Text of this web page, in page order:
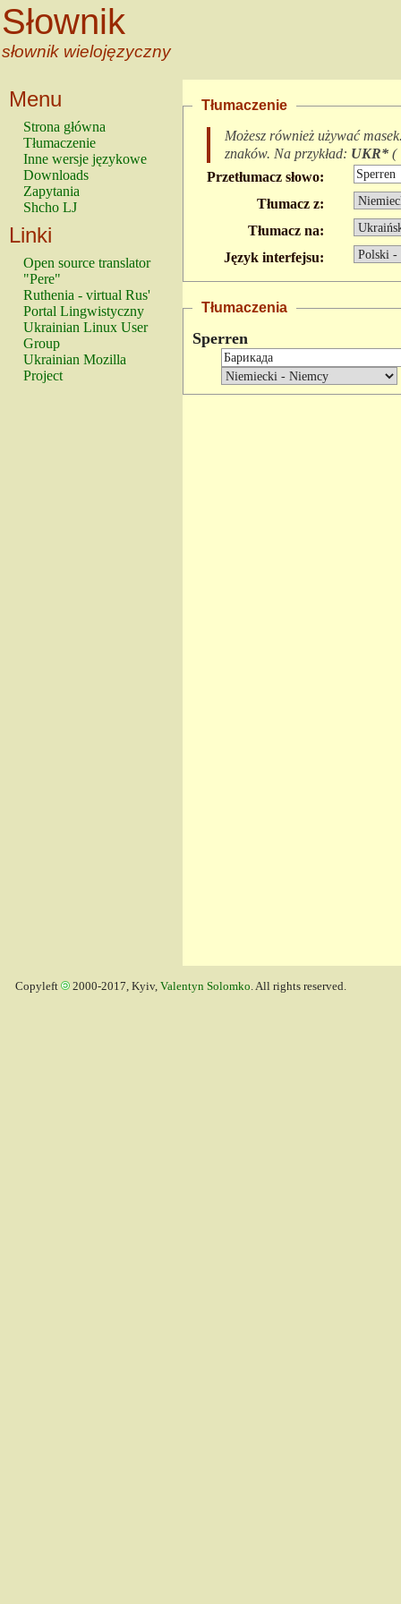
Słownik
słownik wielojęzyczny
Menu
Strona główna
Tłumaczenie
Inne wersje językowe
Downloads
Zapytania
Shcho LJ
Linki
Open source translator
"Pere"
Ruthenia - virtual Rus'
Portal Lingwistyczny
Ukrainian Linux User
Group
Ukrainian Mozilla
Project
Tłumaczenie
Możesz również używać
znaków. Na przykład: UKR* (
Przetłumacz słowo:
Tłumacz z:
Tłumacz na:
Język interfejsu:
Tłumaczenia
Sperren
Copyleft 2000-2017, Kyiv, Valentyn Solomko. All rights reserved.